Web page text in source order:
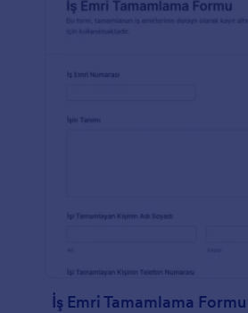
İş Emri Tamamlama Formu